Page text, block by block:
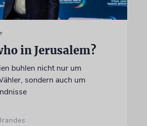
in Jerusalem?
buhlen nicht nur um
sondern auch um